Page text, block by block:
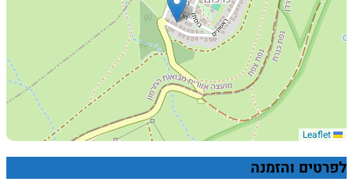
לפרטים והזמנה